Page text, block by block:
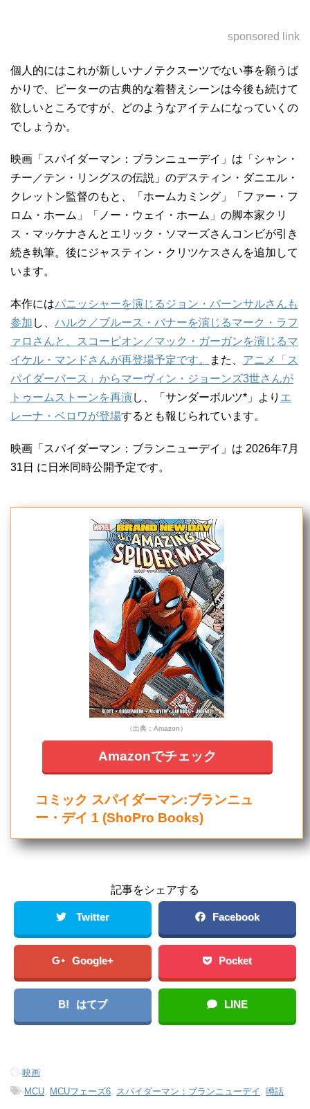
sponsored link
個人的にはこれが新しいナノテクスーツでない事を願うば
かりで、ピーターの古典的な着替えシーンは今後も続けて
欲しいところですが、どのようなアイテムになっていくの
でしょうか。
映画「スパイダーマン：ブランニューデイ」は「シャン・
チー／テン・リングスの伝説」のデスティン・ダニエル・
クレットン監督のもと、「ホームカミング」「ファー・フ
ロム・ホーム」「ノー・ウェイ・ホーム」の脚本家クリ
ス・マッケナさんとエリック・ソマーズさんコンビが引き
続き執筆。後にジャスティン・クリツケスさんを追加して
います。
本作にはパニッシャーを演じるジョン・バーンサルさんも
参加 し、 ハルク／ブルース・バナーを演じるマーク・ラフ
ァロさんと、スコーピオン／マック・ガーガンを演じるマ
イケル・マンドさんが再登場予定です。
また、 アニメ「ス
パイダーバース」からマーヴィン・ジョーンズ3世さんが
トゥームストーンを再演し、「サンダーボルツ*」より エ
レーナ・ベロワが登場するとも報じられています。
映画「スパイダーマン：ブランニューデイ」は 2026年7月
31日 に日米同時公開予定です。
（出典：Amazon）
Amazonでチェック
コミック スパイダーマン:ブランニュ
ー・デイ 1 (ShoPro Books)
記事をシェアする
Twitter Facebook
Google+ Pocket
B! はてブ LINE
-映画
-MCU MCUフェーズ6 スパイダーマン：ブランニューデイ ,噂話